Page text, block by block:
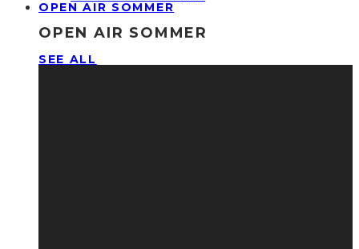
OPEN AIR SOMMER
OPEN AIR SOMMER
SEE ALL